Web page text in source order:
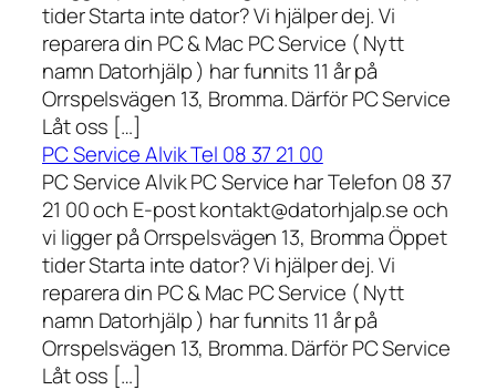
tider Starta inte dator? Vi hjälper dej. Vi
reparera din PC & Mac PC Service ( Nytt
namn Datorhjälp ) har funnits 11 år på
Orrspelsvägen 13, Bromma. Därför PC Service
Låt oss […]
PC Service Alvik Tel 08 37 21 00
PC Service Alvik PC Service har Telefon 08 37
21 00 och E-post kontakt@datorhjalp.se och
vi ligger på Orrspelsvägen 13, Bromma Öppet
tider Starta inte dator? Vi hjälper dej. Vi
reparera din PC & Mac PC Service ( Nytt
namn Datorhjälp ) har funnits 11 år på
Orrspelsvägen 13, Bromma. Därför PC Service
Låt oss […]